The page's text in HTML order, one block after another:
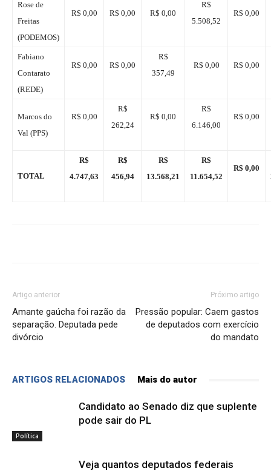
Rose de
Freitas
(PODEMOS)
R$ 0,00 R$ 0,00 R$ 0,00
R$
5.508,52
R$ 0,00
Fabiano
Contarato
(REDE)
R$ 0,00 R$ 0,00
R$
357,49
R$ 0,00 R$ 0,00
Marcos do
Val (PPS)
R$ 0,00
R$
262,24
R$ 0,00
R$
6.146,00
R$ 0,00
TOTAL
R$
4.747,63
R$
456,94
R$
13.568,21
R$
11.654,52
R$ 0,00
Artigo anterior
Amante gaúcha foi razão da
separação. Deputada pede
divórcio
Próximo artigo
Pressão popular: Caem gastos
de deputados com exercício
do mandato
ARTIGOS RELACIONADOS Mais do autor
Política
Candidato ao Senado diz que suplente
pode sair do PL
Veja quantos deputados federais